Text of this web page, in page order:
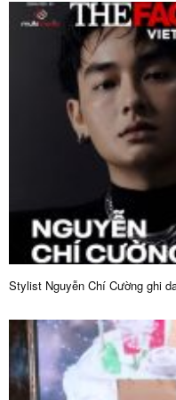
Stylist Nguyễn Chí Cường ghi